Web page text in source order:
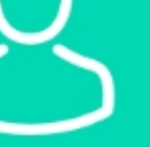
торгов